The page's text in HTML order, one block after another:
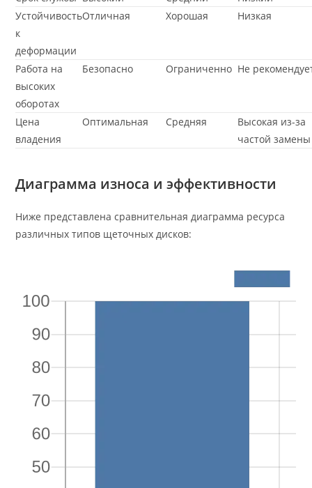
Устойчивость
к
деформации
Отличная Хорошая Низкая
Работа на
высоких
оборотах
Безопасно Ограниченно Не
Цена
владения
Оптимальная Средняя
Высокая из-за
частой замены
Диаграмма износа и эффективности
Ниже представлена сравнительная диаграмма ресурса
различных типов щеточных дисков: